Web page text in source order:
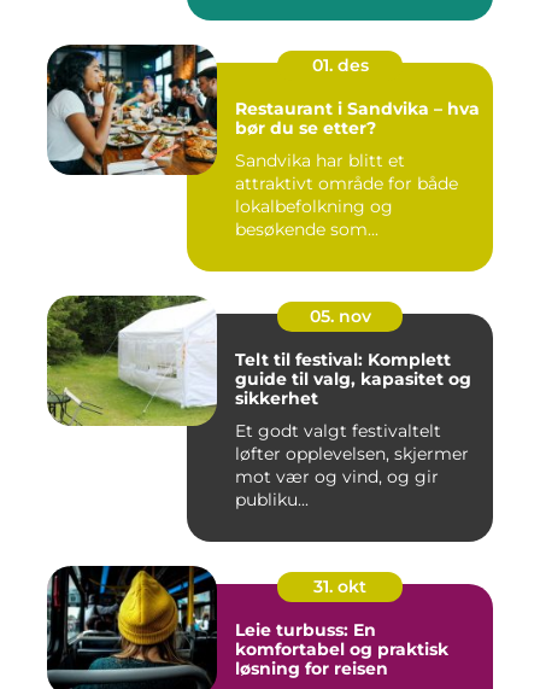
01. des
Restaurant i Sandvika – hva
bør du se etter?
Sandvika har blitt et
attraktivt område for både
lokalbefolkning og
besøkende som...
05. nov
Telt til festival: Komplett
guide til valg, kapasitet og
sikkerhet
Et godt valgt festivaltelt
løfter opplevelsen, skjermer
mot vær og vind, og gir
publiku...
31. okt
Leie turbuss: En
komfortabel og praktisk
løsning for reisen